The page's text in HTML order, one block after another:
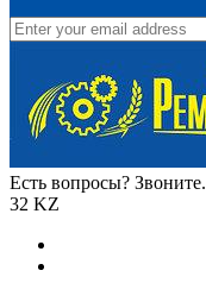
Есть вопросы? Звоните.
32 KZ